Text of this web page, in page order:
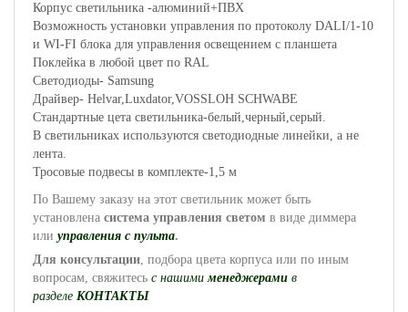
Корпус светильника -алюминий+ПВХ
Возможность установки управления по протоколу DALI/1-10
и WI-FI блока для управления освещением с планшета
Поклейка в любой цвет по RAL
Светодиоды- Samsung
Драйвер- Helvar,Luxdator,VOSSLOH SCHWABE
Cтандартные цета светильника-белый,черный,серый.
В светильниках используются светодиодные линейки, а не
лента.
Тросовые подвесы в комплекте-1,5 м
По Вашему заказу на этот светильник может быть
установлена система управления светом в виде диммера
или управления с пульта.
Для консультации, подбора цвета корпуса или по иным
вопросам, свяжитесь с нашимименеджерами в
разделе КОНТАКТЫ